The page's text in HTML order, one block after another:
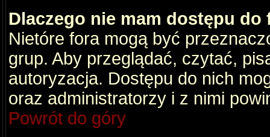
Dlaczego nie mam dostępu do
Nietóre fora mogą być
grup. Aby przeglądać, czytać,
autoryzacja. Dostępu do nich
oraz administratorzy i z nimi
Powrót do góry